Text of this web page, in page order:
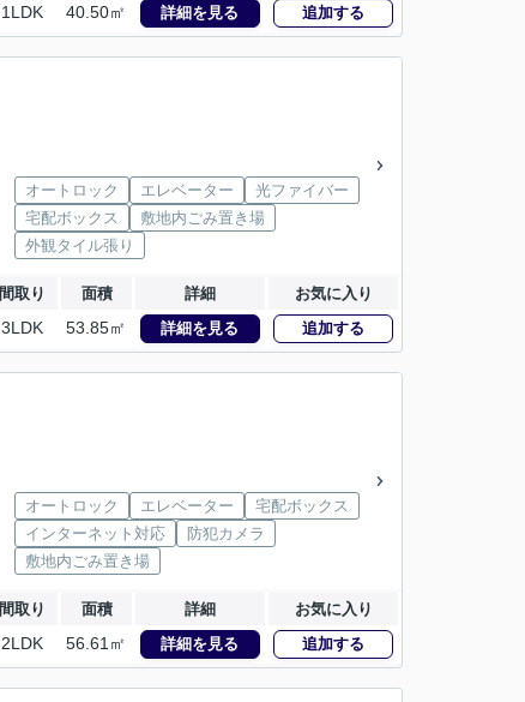
1LDK 40.50㎡ 詳細を見る 追加する
オートロック エレベーター
光ファイバー
宅配ボックス
敷地内ごみ置き場
外観タイル張り
間取り 面積 詳細 お気に入り
3LDK 53.85㎡ 詳細を見る 追加する
オートロック エレベーター
宅配ボックス
インターネット対応
防犯カメラ
敷地内ごみ置き場
間取り 面積 詳細 お気に入り
2LDK 56.61㎡ 詳細を見る 追加する